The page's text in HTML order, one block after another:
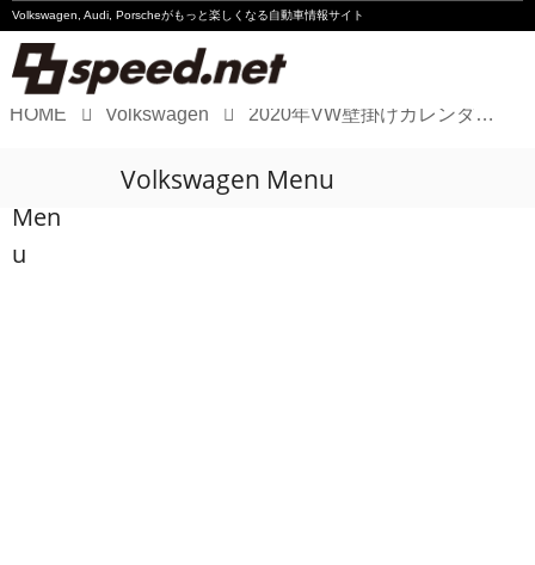
Volkswagen, Audi, Porscheがもっと楽しくなる自動車情報サイト
Audi
HOME Volkswagen 2020年VW壁掛けカレンダープレゼント
Men
u
Volkswagen Menu